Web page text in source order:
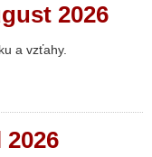
2026
a vzťahy.